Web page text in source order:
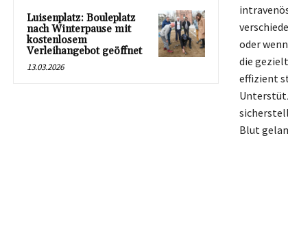
Luisenplatz: Bouleplatz
nach Winterpause mit
kostenlosem
Verleihangebot geöffnet
13.03.2026
oder
die
effizient
Blut